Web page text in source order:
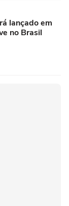
lançado em
no Brasil